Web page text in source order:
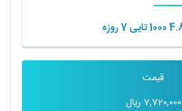
قیمت
7,720,000 ریال